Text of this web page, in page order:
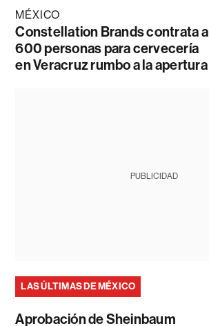
MÉXICO
Constellation Brands contrata a
600 personas para cervecería
en Veracruz rumbo a la apertura
PUBLICIDAD
LAS ÚLTIMAS DE MÉXICO
Aprobación de Sheinbaum